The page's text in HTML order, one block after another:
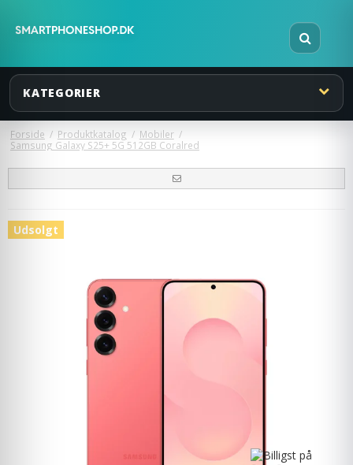
KATEGORIER
Forside / Produktkatalog / Mobiler /
Samsung Galaxy S25+ 5G 512GB Coralred
Udsolgt